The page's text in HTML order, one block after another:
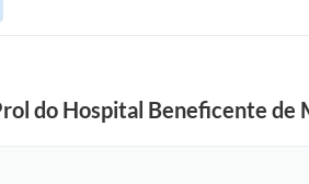
do Hospital Beneficente de